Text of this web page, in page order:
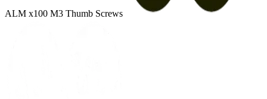
ALM x100 M3 Thumb Screws